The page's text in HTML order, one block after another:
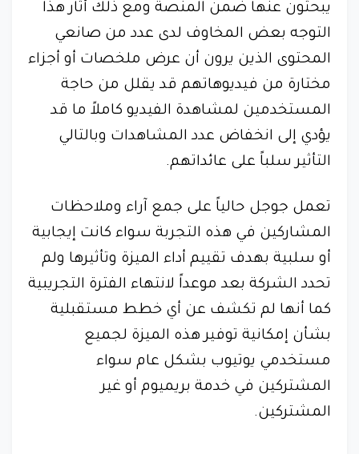
يبحثون عنها ضمن المنصة ومع ذلك أثار هذا
التوجه بعض المخاوف لدى عدد من صانعي
المحتوى الذين يرون أن عرض ملخصات أو أجزاء
مختارة من فيديوهاتهم قد يقلل من حاجة
المستخدمين لمشاهدة الفيديو كاملاً ما قد
يؤدي إلى انخفاض عدد المشاهدات وبالتالي
التأثير سلباً على عائداتهم.
تعمل جوجل حالياً على جمع آراء وملاحظات
المشاركين في هذه التجربة سواء كانت إيجابية
أو سلبية بهدف تقييم أداء الميزة وتأثيرها ولم
تحدد الشركة بعد موعداً لانتهاء الفترة التجريبية
كما أنها لم تكشف عن أي خطط مستقبلية
بشأن إمكانية توفير هذه الميزة لجميع
مستخدمي يوتيوب بشكل عام سواء
المشتركين في خدمة بريميوم أو غير
المشتركين.